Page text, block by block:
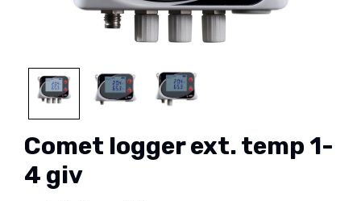
Comet logger ext. temp 1-
4 giv